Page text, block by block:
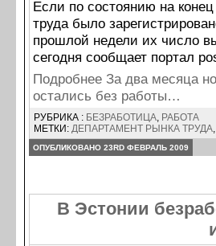
Если по состоянию на
труда было
прошлой недели их число
сегодня сообщает портал
Подробнее За два месяца
остались без работы…
РУБРИКА : БЕЗРАБОТИЦА, РАБОТА
МЕТКИ: ДЕПАРТАМЕНТ РЫНКА ТРУДА,
ОПУБЛИКОВАНО 23RD ФЕВРАЛЬ 2009
В Эстонии